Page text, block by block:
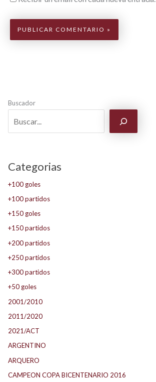
Buscador
Categorias
+100 goles
+100 partidos
+150 goles
+150 partidos
+200 partidos
+250 partidos
+300 partidos
+50 goles
2001/2010
2011/2020
2021/ACT
ARGENTINO
ARQUERO
CAMPEON COPA BICENTENARIO 2016